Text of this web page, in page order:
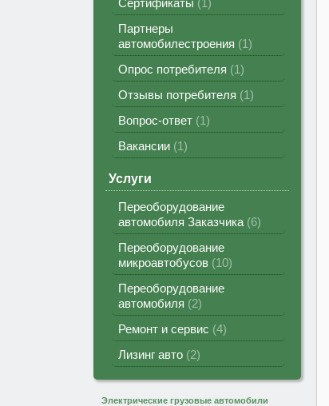
Сертификаты
1
Партнеры
автомобилестроения
1
Опрос потребителя
1
Отзывы потребителя
1
Вопрос-ответ 1
Вакансии 1
Услуги
Переоборудование
автомобиля Заказчика 6
Переоборудование
микроавтобусов 10
Переоборудование
автомобиля
2
Ремонт и сервис 4
Лизинг авто 2
Электрические грузовые автомобили